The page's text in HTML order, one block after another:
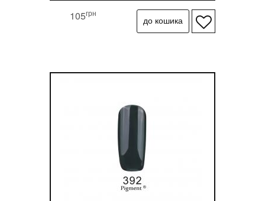
105грн